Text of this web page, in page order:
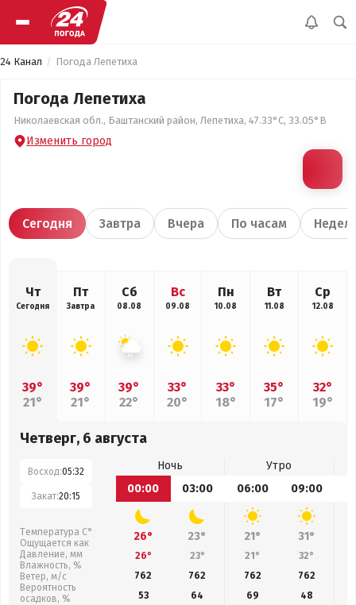
24 Канал Погода Лепетиха
Погода Лепетиха
Николаевская обл., Баштанский район, Лепетиха, 47.33°С, 33.05°В
Изменить город
Сегодня Завтра Вчера По часам
Чт
Сегодня
39°
21°
Пт
Завтра
39°
21°
Сб
08.08
39°
22°
Вс
09.08
33°
20°
Пн
10.08
33°
18°
Вт
11.08
35°
17°
Ср
12.08
32°
19°
Четверг, 6 августа
Восход:05:32
Закат:20:15
Температура С°
Ощущается как
Давление, мм
Влажность, %
Ветер, м/с
Вероятность
осадков, %
Ночь
Утро
00:00
03:00 06:00 09:00
26° 23° 21° 31°
26° 23° 21° 32°
762
762 762 762
53
64 69 48